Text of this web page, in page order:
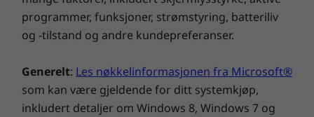
ørkenen, fra nullgravitasjon til søl og fall.
programmer, funksjoner, strømstyring, batteriliv
og -tilstand og andre kundepreferanser.
Generelt: Les nøkkelinformasjonen fra Microsoft®
som kan være gjeldende for ditt systemkjøp,
inkludert detaljer om Windows 8, Windows 7 og